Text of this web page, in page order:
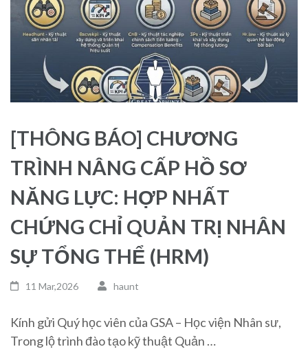
[THÔNG BÁO] CHƯƠNG
TRÌNH NÂNG CẤP HỒ SƠ
NĂNG LỰC: HỢP NHẤT
CHỨNG CHỈ QUẢN TRỊ NHÂN
SỰ TỔNG THỂ (HRM)
11 Mar,2026 haunt
Kính gửi Quý học viên của GSA – Học viện Nhân sư,
Trong lộ trình đào tạo kỹ thuật Quản …